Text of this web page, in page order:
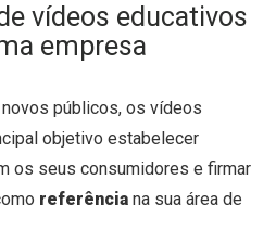
vídeos educativos
empresa
públicos, os vídeos
objetivo estabelecer
os seus consumidores e firmar
referência na sua área de